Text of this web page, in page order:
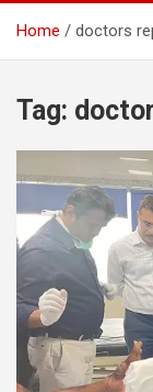
Home doctors
Tag: